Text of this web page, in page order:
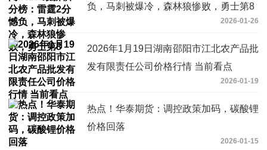
负，马刺被爆冷，森林狼惨败，勇士第8
2026-01-26
2026年1月19日湖南邵阳市江北农产品批
发有限责任公司价格行情 当前看点
2026-01-19
热点！华泰期货：调控政策加码，碳酸锂
价格回落
2026-01-15